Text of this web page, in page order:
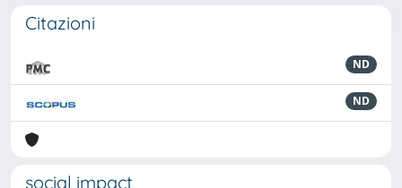
Citazioni
ND
ND
social impact